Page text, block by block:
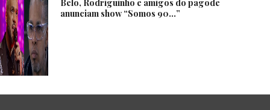
anunciam show “Somos 90…”